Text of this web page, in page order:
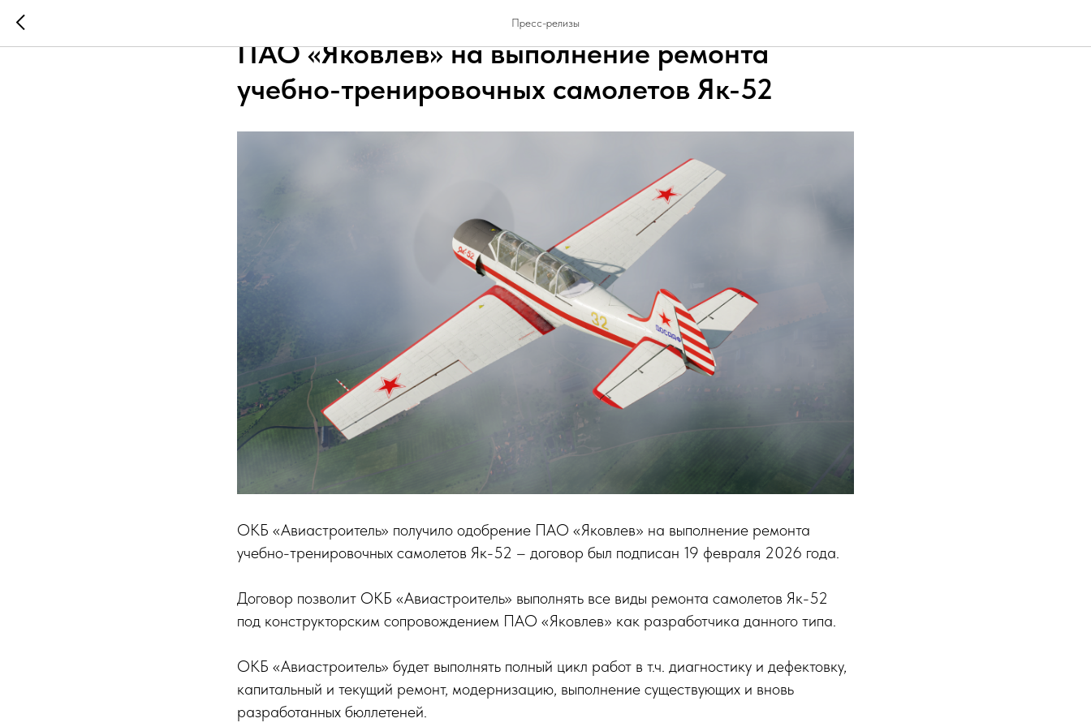
Пресс-релизы
ОКБ «Авиастроитель» получило одобрение
ПАО «Яковлев» на выполнение ремонта
учебно-тренировочных самолетов Як-52
ОКБ «Авиастроитель» получило одобрение ПАО «Яковлев» на выполнение ремонта
учебно-тренировочных самолетов Як-52 – договор был подписан 19 февраля 2026 года.
Договор позволит ОКБ «Авиастроитель» выполнять все виды ремонта самолетов Як-52
под конструкторским сопровождением ПАО «Яковлев» как разработчика данного типа.
ОКБ «Авиастроитель» будет выполнять полный цикл работ в т.ч. диагностику и дефектовку,
капитальный и текущий ремонт, модернизацию, выполнение существующих и вновь
разработанных бюллетеней.